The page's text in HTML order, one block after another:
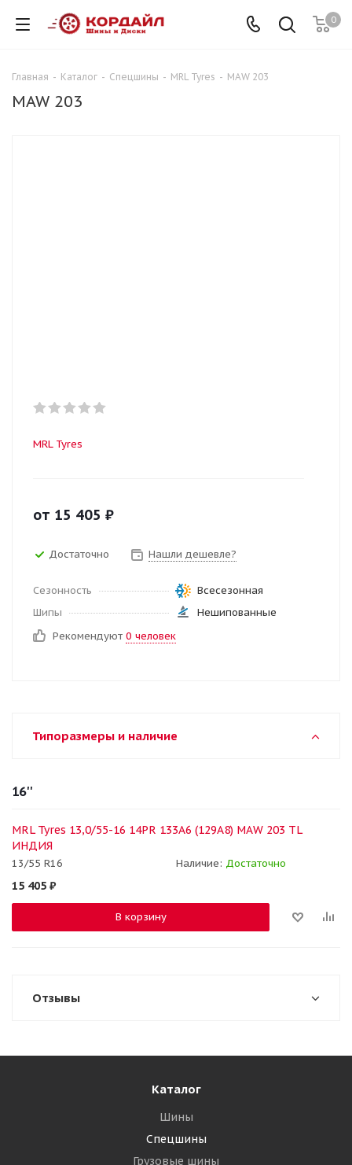
0
Главная - Каталог - Спецшины - MRL Tyres - MAW 203
MAW 203
MRL Tyres
от 15 405 ₽
Достаточно Нашли дешевле?
Сезонность
Всесезонная
Шипы
Нешипованные
Рекомендуют 0 человек
Типоразмеры и наличие
16''
MRL Tyres 13,0/55-16 14PR 133A6 (129A8) MAW 203 TL
ИНДИЯ
13/55 R16 Наличие: Достаточно
15 405 ₽
В корзину
Отзывы
Каталог
Шины
Спецшины
Грузовые шины